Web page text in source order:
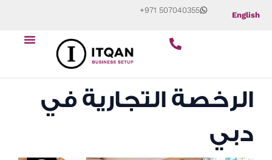
content
English
+971 507040355
الرخصة التجارية في
دبي